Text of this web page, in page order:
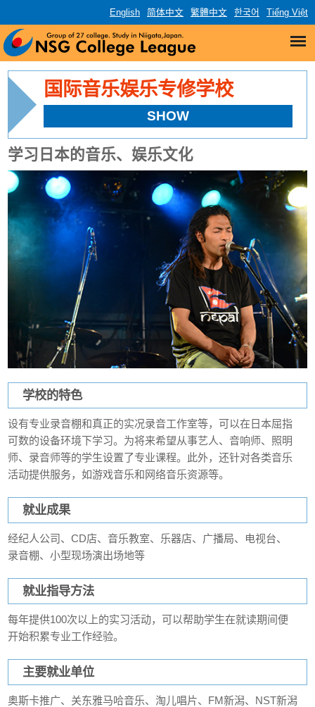
English 简体中文 繁體中文 한국어 Tiếng Việt
国际音乐娱乐专修学校
SHOW
学习日本的音乐、娱乐文化
学校的特色
设有专业录音棚和真正的实况录音工作室等，可以在日本屈指
可数的设备环境下学习。为将来希望从事艺人、音响师、照明
师、录音师等的学生设置了专业课程。此外，还针对各类音乐
活动提供服务，如游戏音乐和网络音乐资源等。
就业成果
经纪人公司、CD店、音乐教室、乐器店、广播局、电视台、
录音棚、小型现场演出场地等
就业指导方法
每年提供100次以上的实习活动，可以帮助学生在就读期间便
开始积累专业工作经验。
主要就业单位
奥斯卡推广、关东雅马哈音乐、淘儿唱片、FM新潟、NST新潟